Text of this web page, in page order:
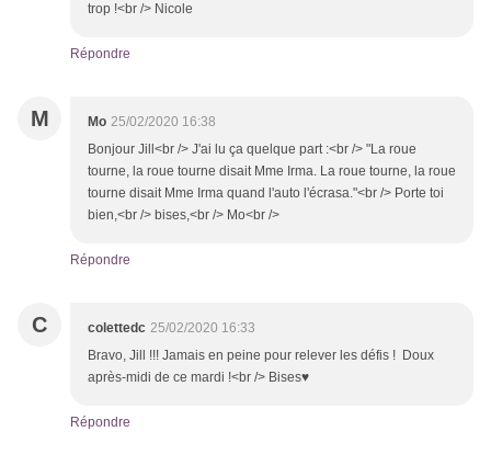
trop !<br /> Nicole
Répondre
M Mo 25/02/2020 16:38
Bonjour Jill<br /> J'ai lu ça quelque part :<br /> "La roue
tourne, la roue tourne disait Mme Irma. La roue tourne, la roue
tourne disait Mme Irma quand l'auto l'écrasa."<br /> Porte toi
bien,<br /> bises,<br /> Mo<br />
Répondre
C colettedc 25/02/2020 16:33
Bravo, Jill !!! Jamais en peine pour relever les défis ! Doux
après-midi de ce mardi !<br /> Bises♥
Répondre